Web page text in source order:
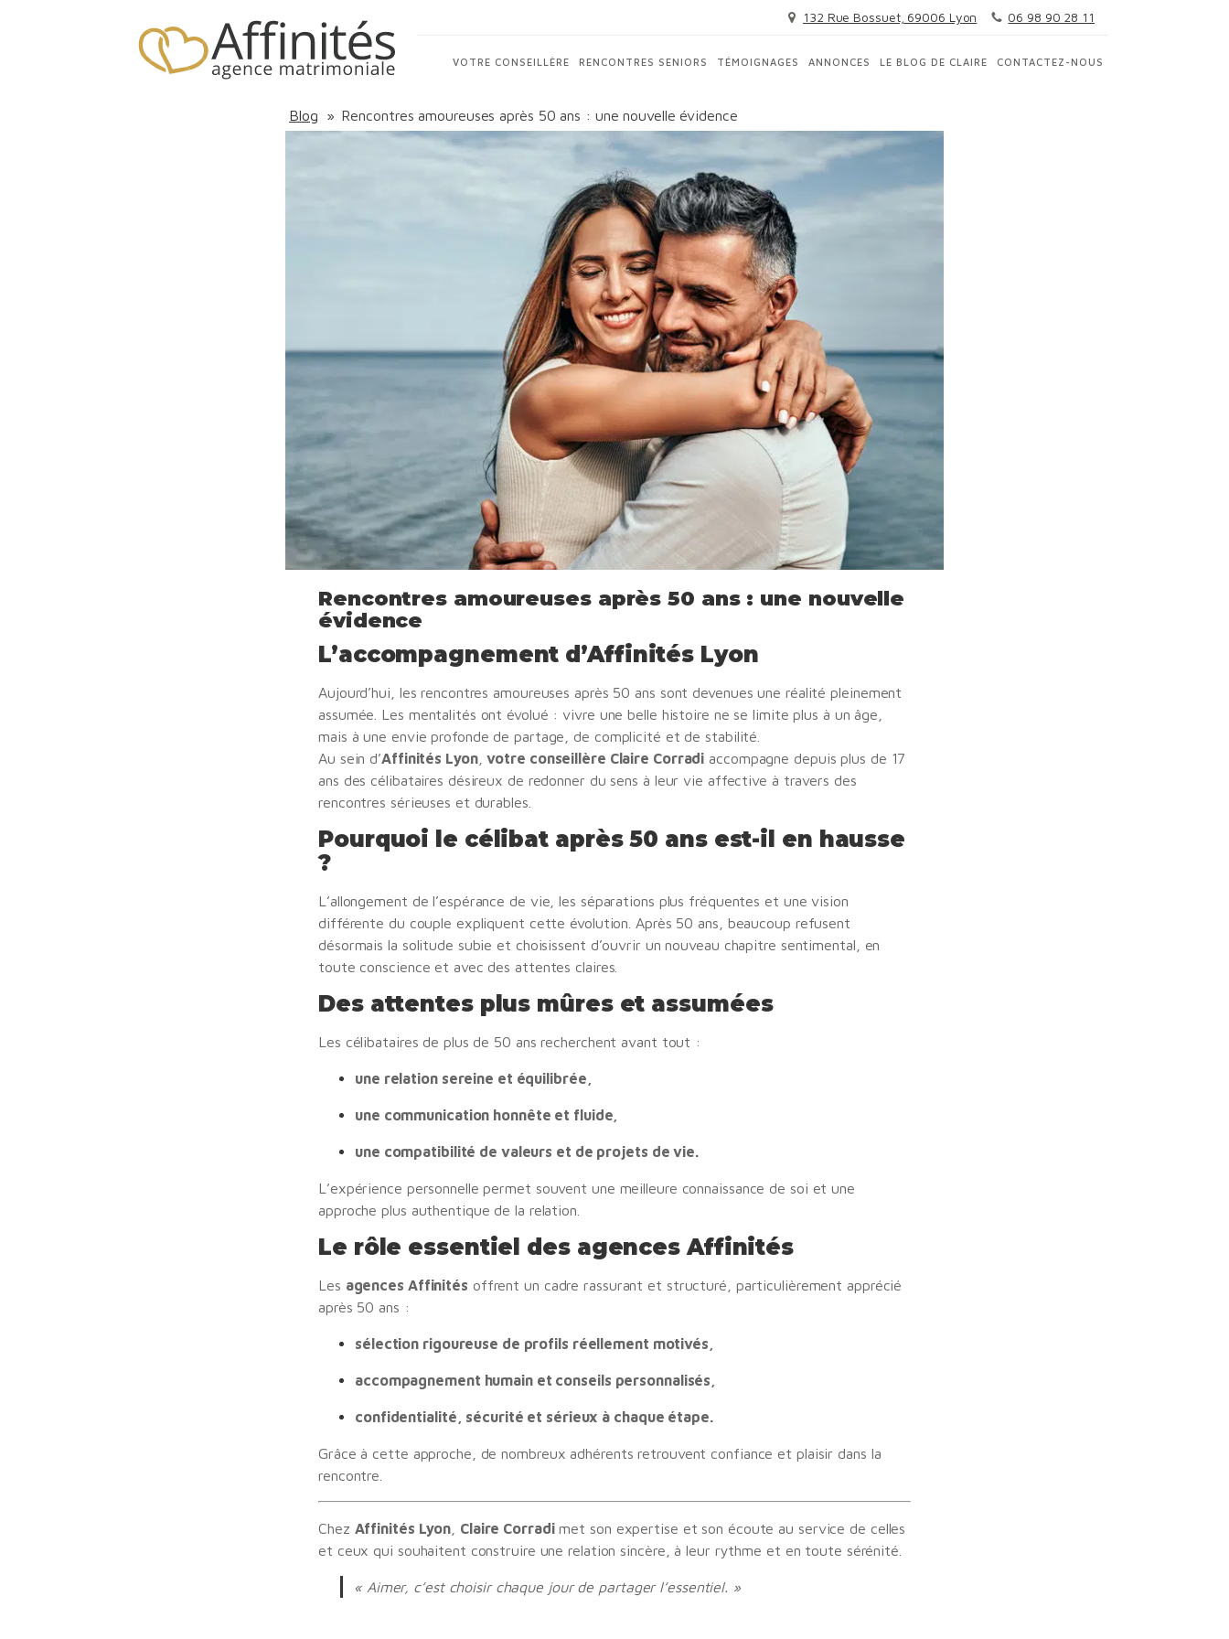
132 Rue Bossuet, 69006 Lyon 06 98 90 28 11
VOTRE CONSEILLÈRE RENCONTRES SENIORS TÉMOIGNAGES ANNONCES LE BLOG DE CLAIRE CONTACTEZ-NOUS
Blog » Rencontres amoureuses après 50 ans : une nouvelle évidence
Rencontres amoureuses après 50 ans : une nouvelle
évidence
L’accompagnement d’Affinités Lyon
Aujourd’hui, les rencontres amoureuses après 50 ans sont devenues une réalité pleinement
assumée. Les mentalités ont évolué : vivre une belle histoire ne se limite plus à un âge,
mais à une envie profonde de partage, de complicité et de stabilité.
Au sein d’Affinités Lyon,votre conseillère Claire Corradi accompagne depuis plus de 17
ans des célibataires désireux de redonner du sens à leur vie affective à travers des
rencontres sérieuses et durables.
Pourquoi le célibat après 50 ans est-il en hausse
?
L’allongement de l’espérance de vie, les séparations plus fréquentes et une vision
différente du couple expliquent cette évolution. Après 50 ans, beaucoup refusent
désormais la solitude subie et choisissent d’ouvrir un nouveau chapitre sentimental, en
toute conscience et avec des attentes claires.
Des attentes plus mûres et assumées
Les célibataires de plus de 50 ans recherchent avant tout :
une relation sereine et équilibrée,
une communication honnête et fluide,
une compatibilité de valeurs et de projets de vie.
L’expérience personnelle permet souvent une meilleure connaissance de soi et une
approche plus authentique de la relation.
Le rôle essentiel des agences Affinités
Les agences Affinités offrent un cadre rassurant et structuré, particulièrement apprécié
après 50 ans :
sélection rigoureuse de profils réellement motivés,
accompagnement humain et conseils personnalisés,
confidentialité, sécurité et sérieux à chaque étape.
Grâce à cette approche, de nombreux adhérents retrouvent confiance et plaisir dans la
rencontre.
Chez Affinités Lyon Claire Corradimet son expertise et son écoute au service de celles
et ceux qui souhaitent construire une relation sincère, à leur rythme et en toute sérénité.
« Aimer, c’est choisir chaque jour de partager l’essentiel. »